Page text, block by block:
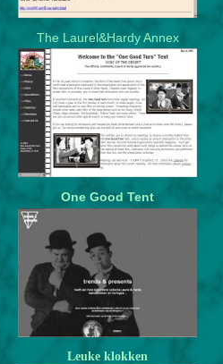
The Laurel&Hardy Annex
One Good Tent
Leuke klokken